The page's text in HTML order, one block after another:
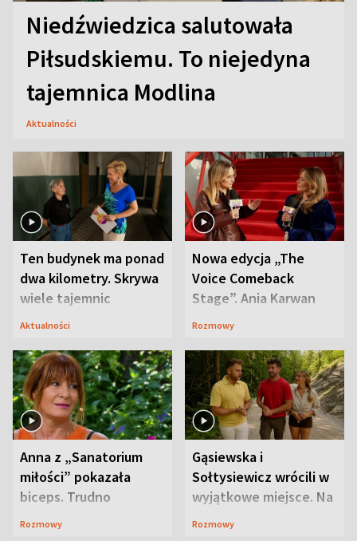
Niedźwiedzica salutowała
Piłsudskiemu. To niejedyna
tajemnica Modlina
Aktualności
Ten budynek ma ponad
dwa kilometry. Skrywa
wiele tajemnic
Aktualności
Nowa edycja „The
Voice Comeback
Stage”. Ania Karwan
zapowiada
Rozmowy
Anna z „Sanatorium
miłości” pokazała
biceps. Trudno
uwierzyć, co przeszła
Rozmowy
Gąsiewska i
Sołtysiewicz wrócili w
wyjątkowe miejsce. Na
szlaku czekał
Rozmowy